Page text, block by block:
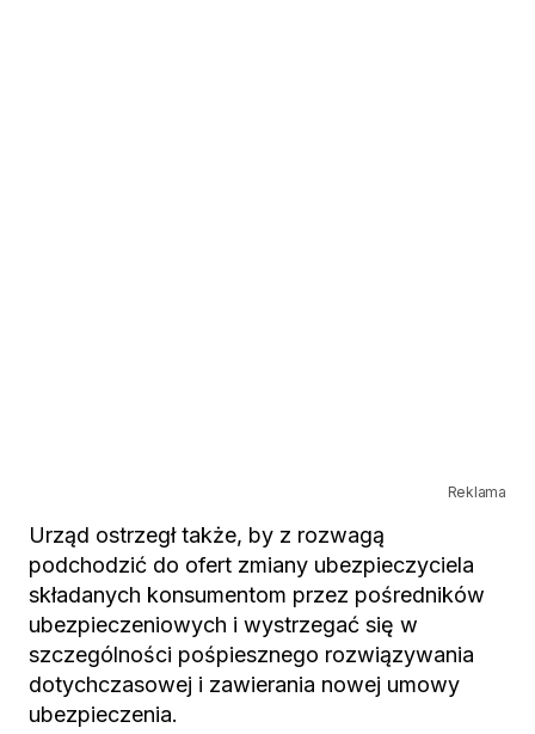
Reklama
Urząd ostrzegł także, by z rozwagą
podchodzić do ofert zmiany ubezpieczyciela
składanych konsumentom przez pośredników
ubezpieczeniowych i wystrzegać się w
szczególności pośpiesznego rozwiązywania
dotychczasowej i zawierania nowej umowy
ubezpieczenia.